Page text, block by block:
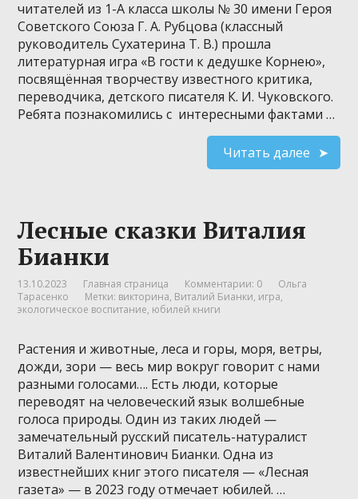
читателей из 1-А класса школы № 30 имени Героя
Советского Союза Г. А. Рубцова (классный
руководитель Сухатерина Т. В.) прошла
литературная игра «В гости к дедушке Корнею»,
посвящённая творчеству известного критика,
переводчика, детского писателя К. И. Чуковского.
Ребята познакомились с интересными фактами …
Читать далее
Лесные сказки Виталия
Бианки
13.10.2023 Главная страница Комментарии: 0
Ольга
Тарасенко
Метки: викторина, Виталий Бианки, игра,
экологическое воспитание, юбилей книги
Растения и животные, леса и горы, моря, ветры,
дожди, зори — весь мир вокруг говорит с нами
разными голосами…. Есть люди, которые
переводят на человеческий язык волшебные
голоса природы. Один из таких людей —
замечательный русский писатель-натуралист
Виталий Валентинович Бианки. Одна из
известнейших книг этого писателя — «Лесная
газета» — в 2023 году отмечает юбилей. …